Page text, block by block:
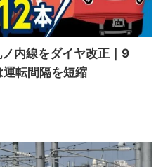
ノ内線をダイヤ改正｜9
転間隔を短縮